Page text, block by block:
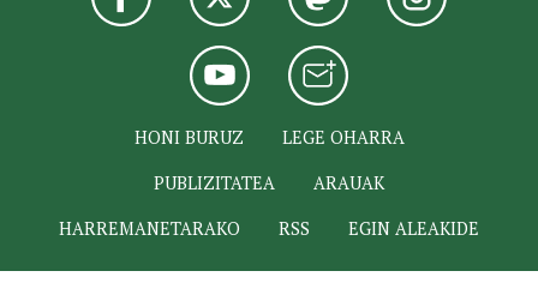
HONI BURUZ
LEGE OHARRA
PUBLIZITATEA
ARAUAK
HARREMANETARAKO
RSS EGIN ALEAKIDE